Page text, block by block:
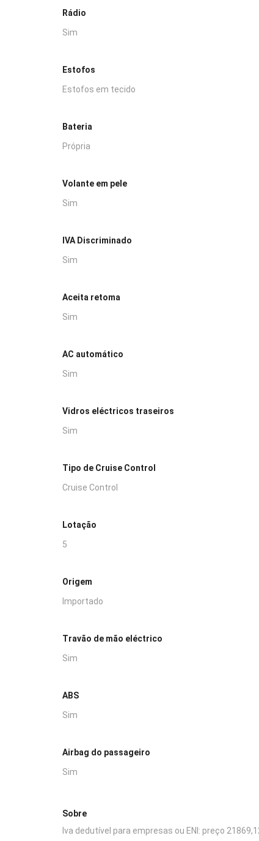
Rádio
Sim
Estofos
Estofos em tecido
Bateria
Própria
Volante em pele
Sim
IVA Discriminado
Sim
Aceita retoma
Sim
AC automático
Sim
Vidros eléctricos traseiros
Sim
Tipo de Cruise Control
Cruise Control
Lotação
5
Origem
Importado
Travão de mão eléctrico
Sim
ABS
Sim
Airbag do passageiro
Sim
Sobre
Iva dedutível para empresas ou ENI: preço